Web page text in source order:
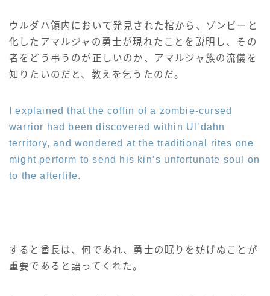
八分丈
極シタデル・ボズヤ追憶戦
ウルダハ領内において発見された棺から、ゾンビーと
化したアマルジャの勇士が現れたことを説明し、その
者をどう弔うのが正しいのか、アマルジャ族の流儀を
知りたいのだと、教えを乞うたのだ。
I explained that the coffin of a zombie-cursed
warrior had been discovered within Ul’dahn
territory, and wondered at the traditional rites one
might perform to send his kin’s unfortunate soul on
to the afterlife.
すると酋長は、何であれ、勇士の眠りを妨げぬことが
重要であると語ってくれた。